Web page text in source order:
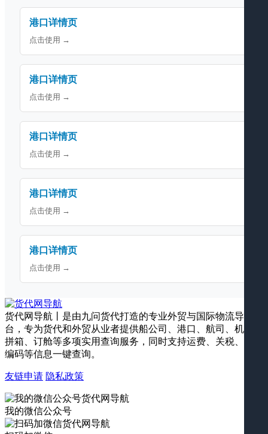
港口详情页
点击使用 →
港口详情页
点击使用 →
港口详情页
点击使用 →
港口详情页
点击使用 →
港口详情页
点击使用 →
货代网导航丨是由九问货代打造的专业外贸与国际物流导航平
台，专为货代和外贸从业者提供船公司、港口、航司、机场、
拼箱、订舱等多项实用查询服务，同时支持运费、关税、海关
编码等信息一键查询。
友链申请 隐私政策
我的微信公众号